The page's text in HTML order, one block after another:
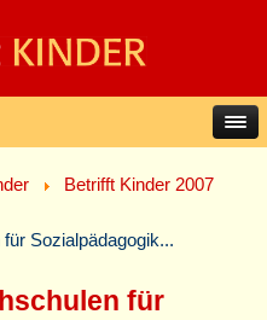
Betrifft Kinder 2007
Sozialpädagogik...
für